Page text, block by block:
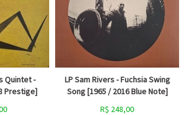
Quintet -
Prestige]
LP Sam Rivers - Fuchsia Swing
Song [1965 / 2016 Blue Note]
R$ 248,00